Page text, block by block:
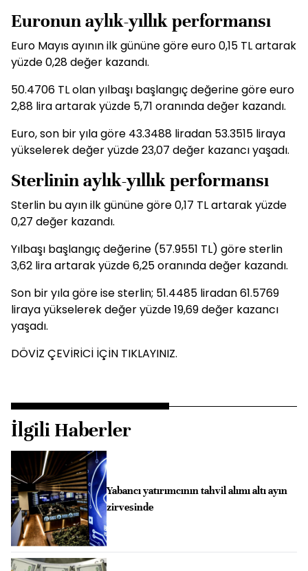
Euronun aylık-yıllık performansı
Euro Mayıs ayının ilk gününe göre euro 0,15 TL artarak
yüzde 0,28 değer kazandı.
50.4706 TL olan yılbaşı başlangıç değerine göre euro
2,88 lira artarak yüzde 5,71 oranında değer kazandı.
Euro, son bir yıla göre 43.3488 liradan 53.3515 liraya
yükselerek değer yüzde 23,07 değer kazancı yaşadı.
Sterlinin aylık-yıllık performansı
Sterlin bu ayın ilk gününe göre 0,17 TL artarak yüzde
0,27 değer kazandı.
Yılbaşı başlangıç değerine (57.9551 TL) göre sterlin
3,62 lira artarak yüzde 6,25 oranında değer kazandı.
Son bir yıla göre ise sterlin; 51.4485 liradan 61.5769
liraya yükselerek değer yüzde 19,69 değer kazancı
yaşadı.
DÖVİZ ÇEVİRİCİ İÇİN TIKLAYINIZ.
İlgili Haberler
Yabancı yatırımcının tahvil alımı altı ayın
zirvesinde